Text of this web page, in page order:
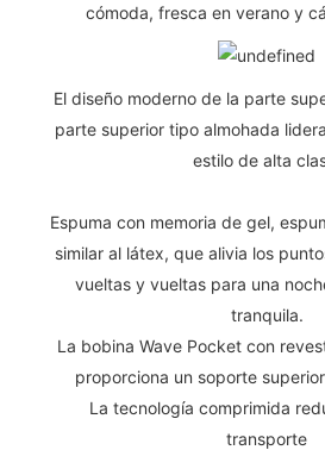
cómoda, fresca en verano y
El diseño moderno de la parte
parte superior tipo almohada
estilo de alta
Espuma con memoria de gel,
similar al látex, que alivia los
vueltas y vueltas para una
tranquila.
La bobina Wave Pocket con
proporciona un soporte
La tecnología comprimida
transporte